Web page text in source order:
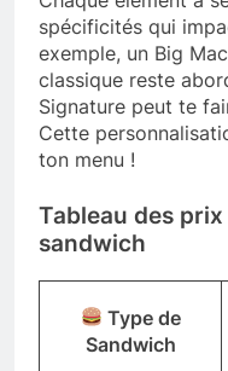
spécificités qui
exemple, un Big
classique reste
Signature peut te
Cette
ton menu !
Tableau des
sandwich
Type de
Sandwich